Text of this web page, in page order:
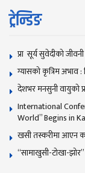
ट्रेन्डिङ
प्रा सूर्य सुवेदीको
ग्यासको कृत्रिम अभाव :
देशभर मनसुनी वायुको
International
World” Begins in
खसी तस्करीमा आएन
“सामाखुसी-टोखा-झोर”